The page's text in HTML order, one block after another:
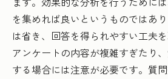
を集めれば良いというものではあ
は省き、回答を得られやすい工夫
アンケートの内容が複雑すぎたり
する場合には注意が必要です。質